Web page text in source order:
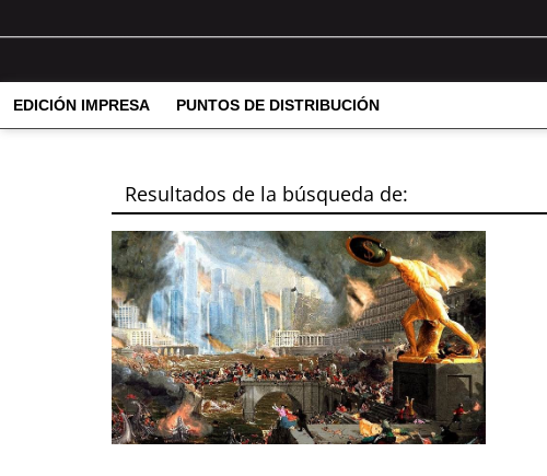
EDICIÓN IMPRESA PUNTOS DE DISTRIBUCIÓN
Resultados de la búsqueda de: